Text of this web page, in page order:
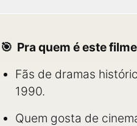
Pra quem é este
Fãs de dramas
1990.
Quem gosta de